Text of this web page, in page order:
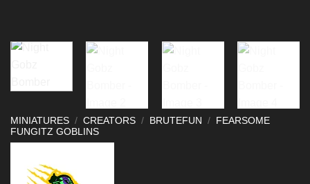
MINIATURES / CREATORS / BRUTEFUN /
FEARSOME
FUNGITZ GOBLINS